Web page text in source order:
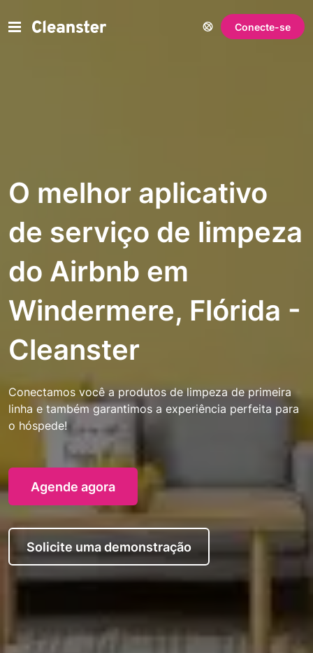
Conecte-se
O melhor aplicativo
de serviço de limpeza
do Airbnb em
Windermere, Flórida -
Cleanster
Conectamos você a produtos de limpeza de primeira
linha e também garantimos a experiência perfeita para
o hóspede!
Agende agora
Solicite uma demonstração